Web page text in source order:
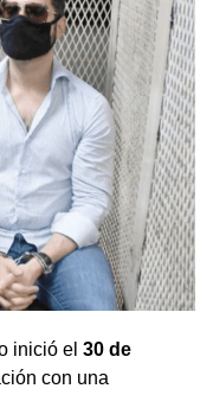
inició el 30 de
con una